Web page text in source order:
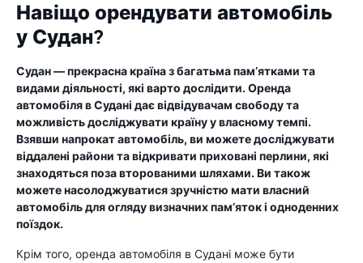
Навіщо орендувати автомобіль
у Судан?
Судан — прекрасна країна з багатьма пам’ятками та
видами діяльності, які варто дослідити. Оренда
автомобіля в Судані дає відвідувачам свободу та
можливість досліджувати країну у власному темпі.
Взявши напрокат автомобіль, ви можете досліджувати
віддалені райони та відкривати приховані перлини, які
знаходяться поза второваними шляхами. Ви також
можете насолоджуватися зручністю мати власний
автомобіль для огляду визначних пам’яток і одноденних
поїздок.
Крім того, оренда автомобіля в Судані може бути